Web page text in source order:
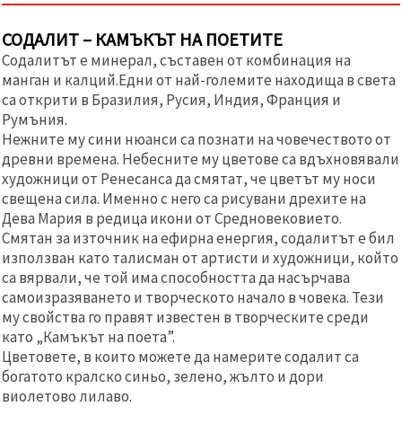
СОДАЛИТ – КАМЪКЪТ НА ПОЕТИТЕ
Содалитът е минерал, съставен от комбинация на
манган и калций.Едни от най-големите находища в света
са открити в Бразилия, Русия, Индия, Франция и
Румъния.
Нежните му сини нюанси са познати на човечеството от
древни времена. Небесните му цветове са вдъхновявали
художници от Ренесанса да смятат, че цветът му носи
свещена сила. Именно с него са рисувани дрехите на
Дева Мария в редица икони от Средновековието.
Смятан за източник на ефирна енергия, содалитът е бил
използван като талисман от артисти и художници, който
са вярвали, че той има способността да насърчава
самоизразяването и творческото начало в човека. Тези
му свойства го правят известен в творческите среди
като „Камъкът на поета”.
Цветовете, в които можете да намерите содалит са
богатото кралско синьо, зелено, жълто и дори
виолетово лилаво.